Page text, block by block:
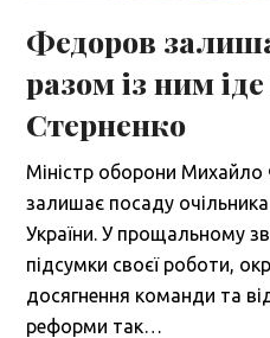
Федоров
разом із ним
Стерненко
Міністр оборони
залишає посаду
України. У прощальному
підсумки своєї роботи,
досягнення команди та
реформи так…